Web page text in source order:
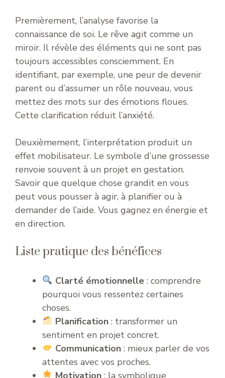
Premièrement, l’analyse favorise la
connaissance de soi. Le rêve agit comme un
miroir. Il révèle des éléments qui ne sont pas
toujours accessibles consciemment. En
identifiant, par exemple, une peur de devenir
parent ou d’assumer un rôle nouveau, vous
mettez des mots sur des émotions floues.
Cette clarification réduit l’anxiété.
Deuxièmement, l’interprétation produit un
effet mobilisateur. Le symbole d’une grossesse
renvoie souvent à un projet en gestation.
Savoir que quelque chose grandit en vous
peut vous pousser à agir, à planifier ou à
demander de l’aide. Vous gagnez en énergie et
en direction.
Liste pratique des bénéfices
Clarté émotionnelle: comprendre
pourquoi vous ressentez certaines
choses.
Planification: transformer un
sentiment en projet concret.
Communication: mieux parler de vos
attentes avec vos proches.
Motivation: la symbolique